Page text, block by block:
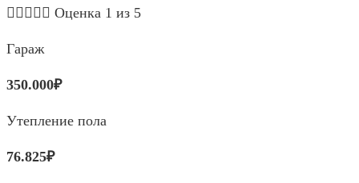
 Оценка 1 из 5
Гараж
350.000₽
Утепление пола
76.825₽